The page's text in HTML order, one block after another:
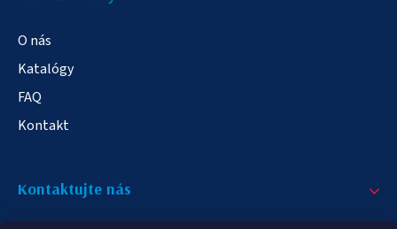
O nás
Katalógy
FAQ
Kontakt
Kontaktujte nás